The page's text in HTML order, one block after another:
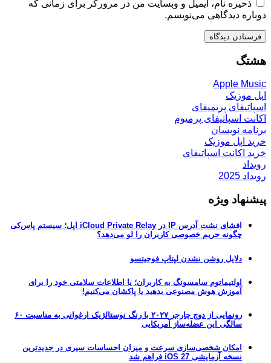
ذخیره نام، ایمیل و وبسایت من در مرورگر برای زمانی که
دوباره دیدگاهی می‌نویسم.
هشتگ
Apple Music
اپل موزیک
اسپاتیفای پریمیفای
اکانت اسپاتیفای پرمیوم
برنامه نویسان
خرید اپل موزیک
خرید اکانت اسپاتیفای
رویداد
رویداد 2025
پیشنهاد ویژه
افشای نشت آدرس IP در iCloud Private Relay اپل؛ سیستم پاس‌کی
چگونه حریم خصوصی کاربران را لو می‌دهد؟
دلایل روشن نشدن لپتاپ فوجیتسو
اولتیماتوم سامسونگ به کاربران؛ یا اطلاعات سلامتی خود را برای
آموزش هوش مصنوعی بدهید یا پاکشان می‌کنیم!
رونمایی از دوج چارجر ۲۰۲۷ با رنگ نوستالژیک ارغوانی به مناسبت ۶۰
سالگی این عضله‌ساز آمریکایی
امکان شخصی‌سازی سرعت و میزان احساسات سیری در جدیدترین
نسخه آزمایشی iOS 27 فراهم شد